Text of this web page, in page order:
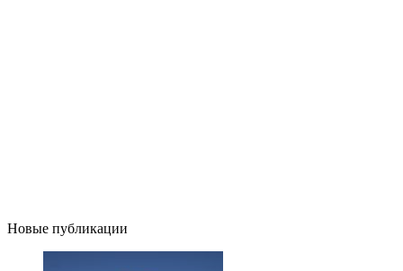
Новые публикации